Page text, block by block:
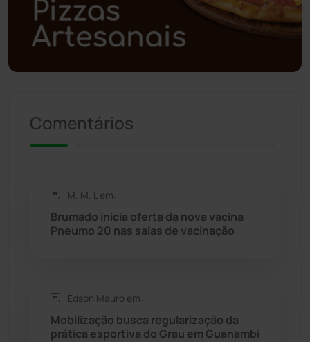
Polícia Militar (27)
Política
Riacho de Santana
Rio do Antônio
Rio do Pires
Seabra
Comentários
M. M. L em:
Brumado inicia oferta da nova vacina
Pneumo 20 nas salas de vacinação
Edson Mauro em:
Mobilização busca regularização da
prática esportiva do Grau em Guanambi